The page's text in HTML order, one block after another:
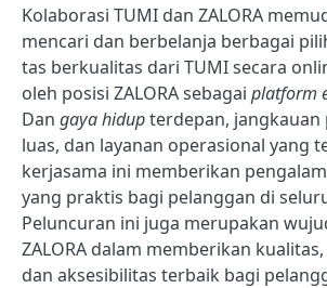
Kolaborasi TUMI dan ZALORA
mencari dan berbelanja berbagai
tas berkualitas dari TUMI secara
oleh posisi ZALORA sebagai platform
Dan gaya hidupterdepan, jangkauan
luas, dan layanan operasional yang
kerjasama ini memberikan
yang praktis bagi pelanggan di
Peluncuran ini juga merupakan
ZALORA dalam memberikan
dan aksesibilitas terbaik bagi